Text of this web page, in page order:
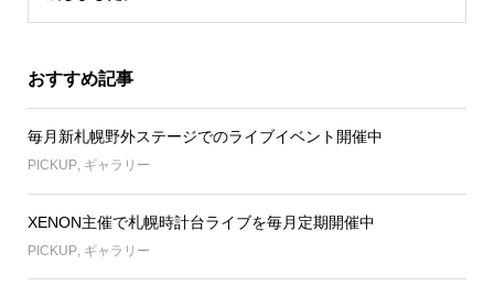
おすすめ記事
毎月新札幌野外ステージでのライブイベント開催中
PICKUP, ギャラリー
XENON主催で札幌時計台ライブを毎月定期開催中
PICKUP, ギャラリー